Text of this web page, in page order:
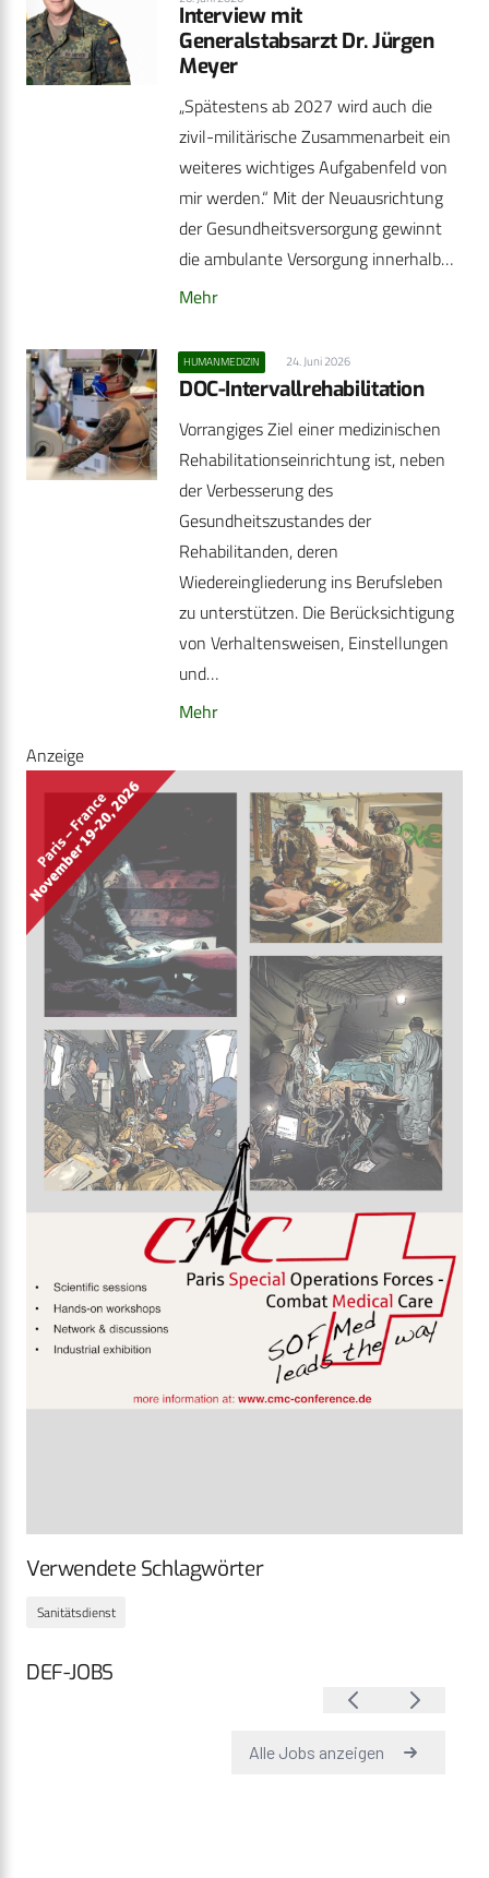
Interview mit
Generalstabsarzt Dr. Jürgen
Meyer
„Spätestens ab 2027 wird auch die
zivil-militärische Zusammenarbeit ein
weiteres wichtiges Aufgabenfeld von
mir werden.“ Mit der Neuausrichtung
der Gesundheitsversorgung gewinnt
die ambulante Versorgung innerhalb…
Mehr
HUMANMEDIZIN 24. Juni 2026
DOC-Intervallrehabilitation
Vorrangiges Ziel einer medizinischen
Rehabilitationseinrichtung ist, neben
der Verbesserung des
Gesundheitszustandes der
Rehabilitanden, deren
Wiedereingliederung ins Berufsleben
zu unterstützen. Die Berücksichtigung
von Verhaltensweisen, Einstellungen
und…
Mehr
Anzeige
Verwendete Schlagwörter
Sanitätsdienst
DEF-JOBS